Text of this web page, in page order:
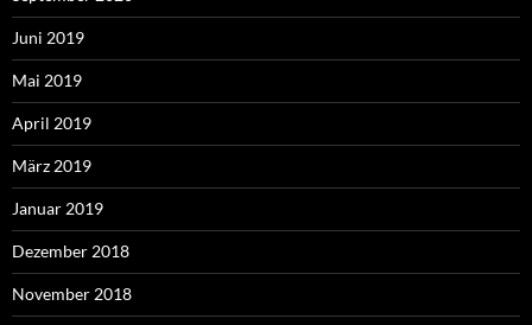
Juni 2019
Mai 2019
April 2019
März 2019
Januar 2019
Dezember 2018
November 2018